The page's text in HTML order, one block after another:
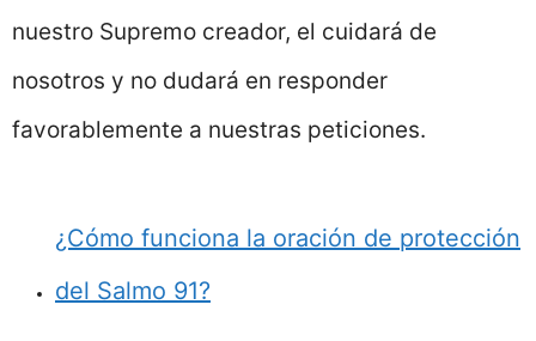
nuestro Supremo creador, el cuidará de
nosotros y no dudará en responder
favorablemente a nuestras peticiones.
¿Cómo funciona la oración de protección
del Salmo 91?